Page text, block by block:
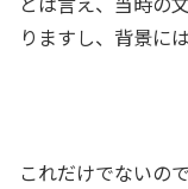
りますし、背景に
これだけでないの